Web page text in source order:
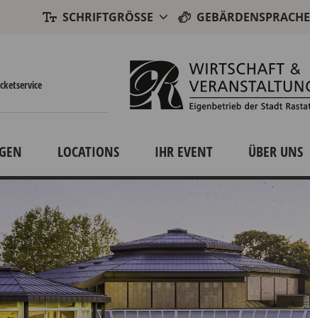
SCHRIFTGRÖSSE GEBÄRDENSPRACHE
LOCATIONS IHR EVENT ÜBER UNS